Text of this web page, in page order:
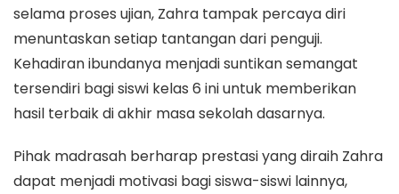
selama proses ujian, Zahra tampak percaya diri
menuntaskan setiap tantangan dari penguji.
Kehadiran ibundanya menjadi suntikan semangat
tersendiri bagi siswi kelas 6 ini untuk memberikan
hasil terbaik di akhir masa sekolah dasarnya.
​Pihak madrasah berharap prestasi yang diraih Zahra
dapat menjadi motivasi bagi siswa-siswi lainnya,